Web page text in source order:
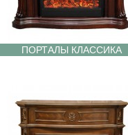
ПОРТАЛЫ КЛАССИКА